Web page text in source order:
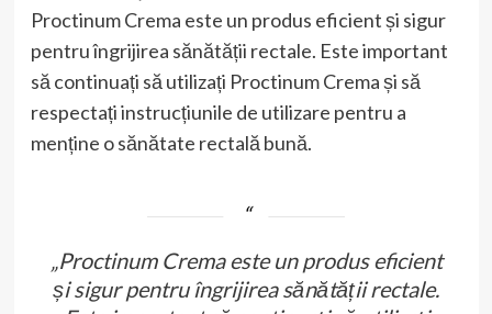
Proctinum Crema este un produs eficient și sigur
pentru îngrijirea sănătății rectale. Este important
să continuați să utilizați Proctinum Crema și să
respectați instrucțiunile de utilizare pentru a
menține o sănătate rectală bună.
„Proctinum Crema este un produs eficient
și sigur pentru îngrijirea sănătății rectale.